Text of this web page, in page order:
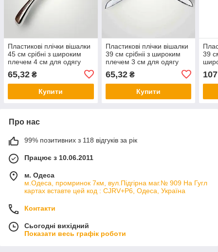
Пластикові плічки вішалки
45 см срібні з широким
плечем 4 см для одягу
65,32 ₴
Купити
Пластикові плічки вішалки
39 см срібніі з широким
плечем 3 см для одягу
65,32₴
Купити
39
Про нас
99% позитивних з 118 відгуків за рік
Працює з 10.06.2011
м. Одеса
м.Одеса, промринок 7км, вул.Підгірна маг.№ 909 На Гугл
картах вставте цей код : CJRV+P6, Одеса, Україна
Контакти
Сьогодні вихідний
Показати весь графік роботи